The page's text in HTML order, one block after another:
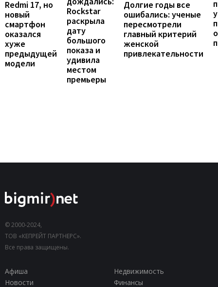
Redmi 17, но
новый
смартфон
оказался
хуже
предыдущей
модели
Rockstar
раскрыла
дату
большого
показа и
удивила
местом
премьеры
Долгие годы все
ошибались: ученые
пересмотрели
главный критерий
женской
привлекательности
© 2000-2024,
ТОВ «КЕПРЕЙТ ПАРТНЕРС».
Все права защищены.
Афиша
Недвижимость
Новости
Финансы